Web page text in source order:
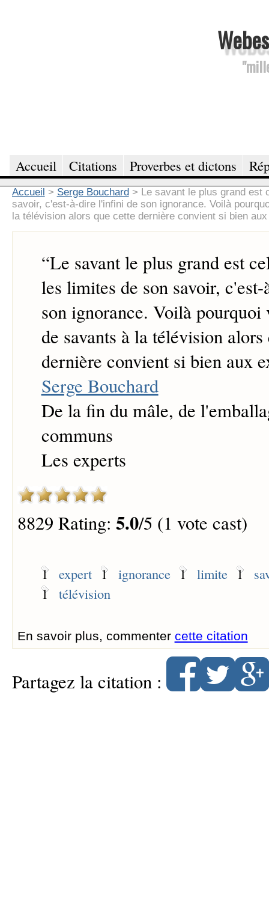
Accueil Citations Proverbes et dictons
Accueil > Serge Bouchard > Le savant le plus grand est
savoir, c'est-à-dire l'infini de son ignorance. Voilà
la télévision alors que cette dernière convient si bien
“Le savant le plus grand est
les limites de son savoir,
son ignorance. Voilà pourquoi
de savants à la télévision alors
dernière convient si bien aux
Serge Bouchard
De la fin du mâle, de
communs
Les experts
8829 Rating: 5.0/5 (1 vote cast)
1 expert 1 ignorance 1 limite 1
1
télévision
En savoir plus, commenter cette citation
Partagez la citation :